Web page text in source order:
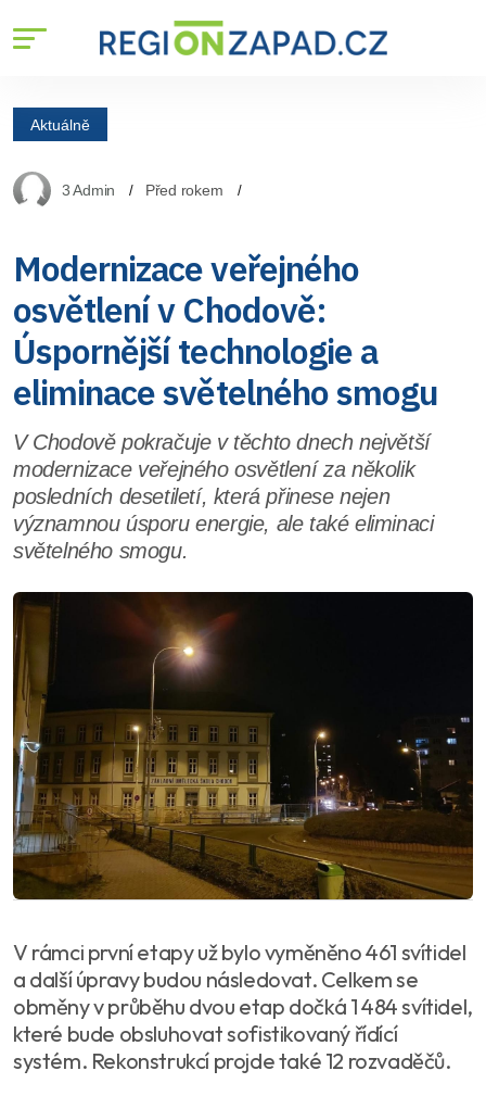
Aktuálně
3 Admin Před rokem
Modernizace veřejného
osvětlení v Chodově:
Úspornější technologie a
eliminace světelného smogu
V Chodově pokračuje v těchto dnech největší
modernizace veřejného osvětlení za několik
posledních desetiletí, která přinese nejen
významnou úsporu energie, ale také eliminaci
světelného smogu.
V rámci první etapy už bylo vyměněno 461 svítidel
a další úpravy budou následovat. Celkem se
obměny v průběhu dvou etap dočká 1 484 svítidel,
které bude obsluhovat sofistikovaný řídící
systém. Rekonstrukcí projde také 12 rozvaděčů.